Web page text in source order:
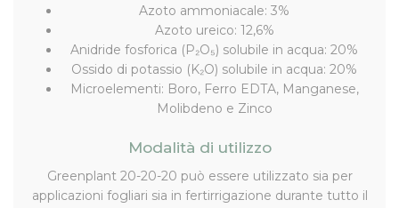
Azoto ammoniacale: 3%
Azoto ureico: 12,6%
Anidride fosforica (P₂O₅) solubile in acqua: 20%
Ossido di potassio (K₂O) solubile in acqua: 20%
Microelementi: Boro, Ferro EDTA, Manganese,
Molibdeno e Zinco
Modalità di utilizzo
Greenplant 20-20-20 può essere utilizzato sia per
applicazioni fogliari sia in fertirrigazione durante tutto il